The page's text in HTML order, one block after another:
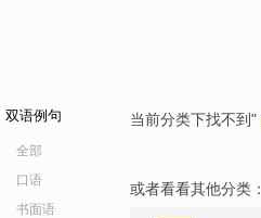
双语例句
全部
口语
书面语
当前分类下找不到"
或者看看其他分类：